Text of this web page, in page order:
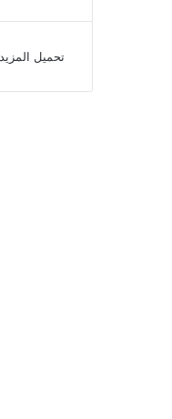
تحميل المزيد